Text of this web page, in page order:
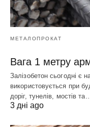
МЕТАЛОПРОКАТ
Вага 1 метру
Залізобетон сьогодні є
використовується при
доріг, тунелів, мостів
3 дні ago